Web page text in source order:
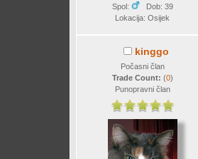
Spol:
Dob: 39
Lokacija: Osijek
kinggo
Počasni član
Trade Count: (0)
Punopravni član